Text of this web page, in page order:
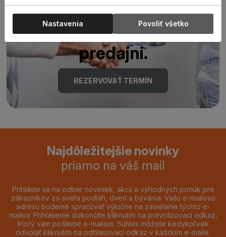
Poraďte sa s
odborníkom u nás na
predajni.
REZERVOVAŤ TERMÍN
Najdôležitejšie novinky
priamo na váš mail
Prihláste sa na odber noviniek, akcií a výhodných ponúk pre
zákazníkov zo sveta podláh, dverí a bývania. Vašu e-mailovú
adresu budeme spracúvať výlučne na zasielanie týchto e-
mailov. Prihlásenie dokončíte kliknutím na potvrdzovací odkaz,
ktorý vám pošleme e-mailom. Súhlas môžete kedykoľvek
odvolať kliknutím na odhlasovací odkaz v každom e-maile.
Nastavenia Povoliť všetko